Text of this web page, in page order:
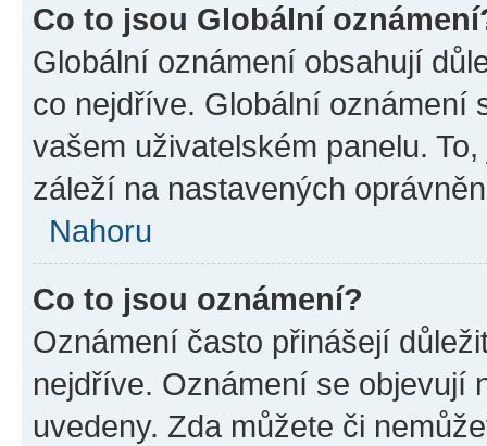
Co to jsou Globální
Globální oznámení obsahují
co nejdříve. Globální oznámení
vašem uživatelském panelu.
záleží na nastavených
Nahoru
Co to jsou oznámení?
Oznámení často přinášejí
nejdříve. Oznámení se objevují
uvedeny. Zda můžete či